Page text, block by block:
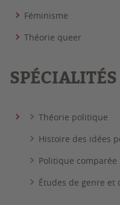
Féminisme
Théorie queer
SPÉCIALITÉS
Théorie politique
Histoire des idées
Politique comparée
Études de genre et